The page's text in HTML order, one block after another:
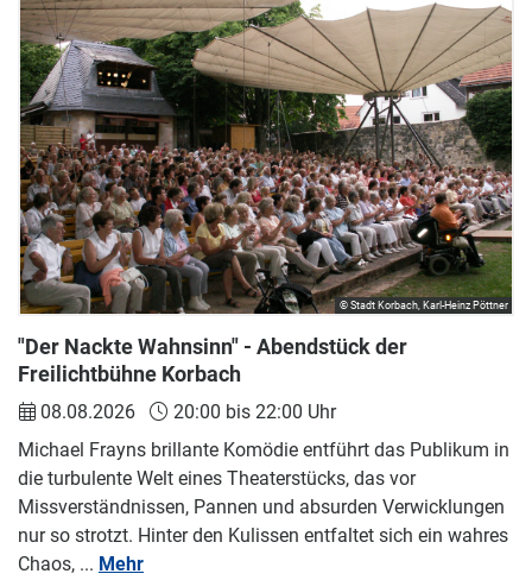
"Der Nackte Wahnsinn" - Abendstück der
Freilichtbühne Korbach
08.08.2026
20:00 bis 22:00 Uhr
Michael Frayns brillante Komödie entführt das Publikum in
die turbulente Welt eines Theaterstücks, das vor
Missverständnissen, Pannen und absurden Verwicklungen
nur so strotzt. Hinter den Kulissen entfaltet sich ein wahres
Chaos, ... Mehr
© Stadt Korbach, Karl-Heinz Pöttner